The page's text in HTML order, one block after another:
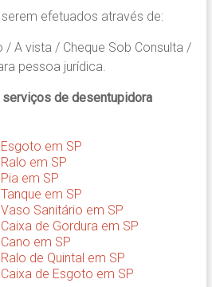
efetuados através de:
/ A vista / Cheque Sob Consulta /
pessoa jurídica.
de desentupidora
em SP
em SP
em SP
em SP
Sanitário em SP
de Gordura em SP
em SP
de Quintal em SP
de Esgoto em SP